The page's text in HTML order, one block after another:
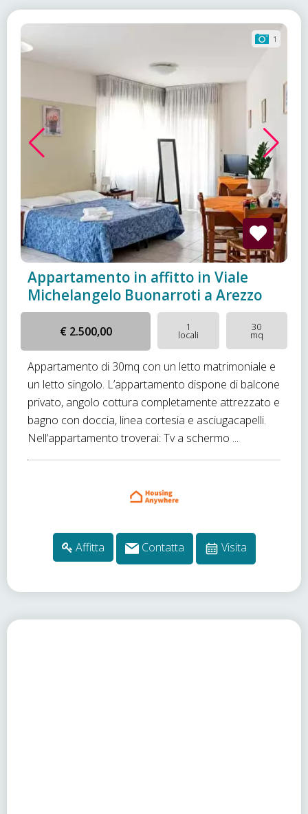
1
Appartamento in affitto in Viale
Michelangelo Buonarroti a Arezzo
€ 2.500,00 1
locali
30
mq
Appartamento di 30mq con un letto matrimoniale e
un letto singolo. L’appartamento dispone di balcone
privato, angolo cottura completamente attrezzato e
bagno con doccia, linea cortesia e asciugacapelli.
Nell’appartamento troverai: Tv a schermo ...
Affitta Contatta Visita